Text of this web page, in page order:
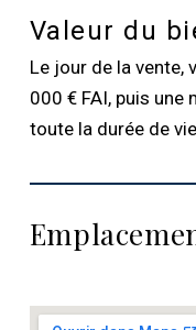
Valeur du
Le jour de la vente,
000 € FAI, puis une
toute la durée de